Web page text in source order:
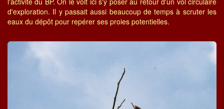
d'exploration. Il y passait aussi beaucoup de temps à scruter les
eaux du dépôt pour repérer ses proies potentielles.